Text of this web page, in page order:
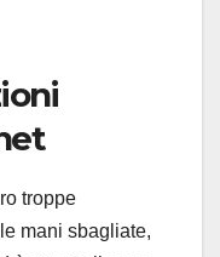
troppe
mani sbagliate,